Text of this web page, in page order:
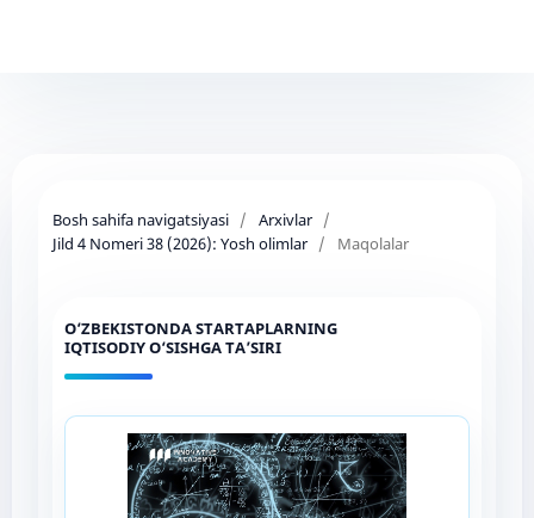
Bosh sahifa navigatsiyasi / Arxivlar /
Jild 4 Nomeri 38 (2026): Yosh olimlar / Maqolalar
O‘ZBEKISTONDA STARTAPLARNING
IQTISODIY O‘SISHGA TA’SIRI